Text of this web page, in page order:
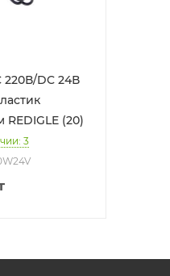
220В/DC 24В
REDIGLE (20)
3